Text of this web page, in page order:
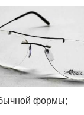
формы;